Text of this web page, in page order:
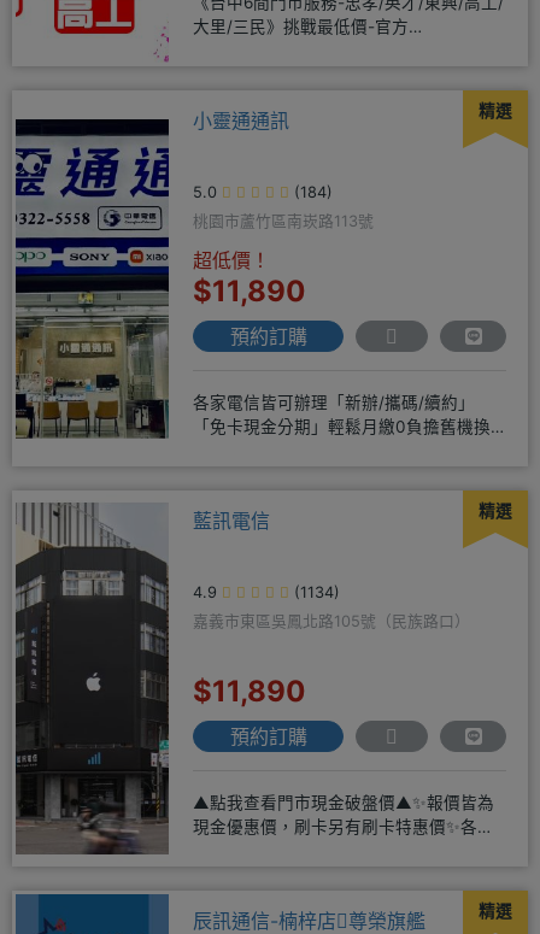
大里/三民》挑戰最低價-官方
精選
小靈通通訊
5.0
(184)
桃園市蘆竹區南崁路113號
超低價！
$11,890
預約訂購
各家電信皆可辦理「新辦/攜碼/續約」
「免卡現金分期」輕鬆月繳0負擔舊機換
精選
藍訊電信
4.9
(1134)
嘉義市東區吳鳳北路105號（民族路口）
$11,890
預約訂購
▲點我查看門市現金破盤價▲✨報價皆為
現金優惠價，刷卡另有刷卡特惠價✨各大
精選
辰訊通信-楠梓店尊榮旗艦